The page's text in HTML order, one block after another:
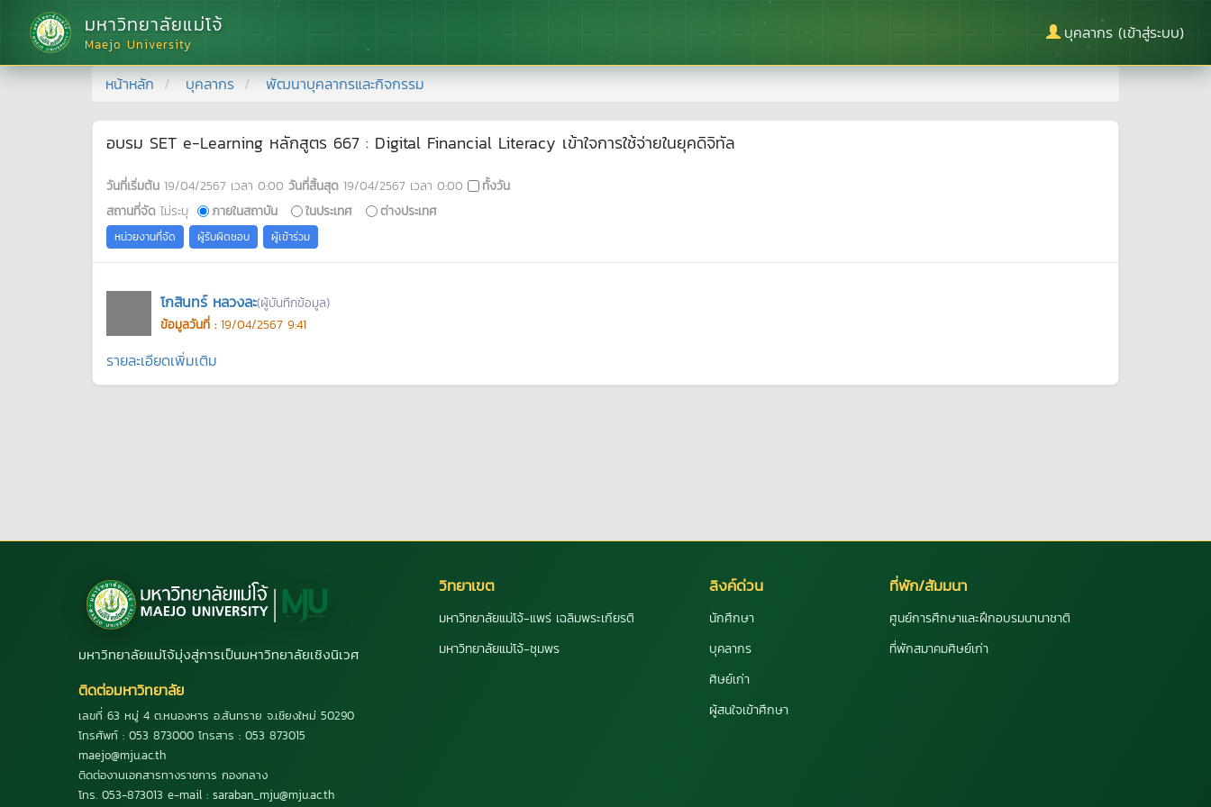
มหาวิทยาลัยแม่โจ้
Maejo University
บุคลากร (เข้าสู่ระบบ)
หน้าหลัก บุคลากร พัฒนาบุคลากรและกิจกรรม
อบรม SET e-Learning หลักสูตร 667 : Digital Financial Literacy เข้าใจการใช้จ่ายในยุคดิจิทัล
วันที่เริ่มต้น 19/04/2567 เวลา 0:00 วันที่สิ้นสุด 19/04/2567 เวลา 0:00
ทั้งวัน
สถานที่จัด ไม่ระบุ ภายในสถาบัน ในประเทศ ต่างประเทศ
หน่วยงานที่จัด ผู้รับผิดชอบ ผู้เข้าร่วม
โกสินทร์ หลวงละ(ผู้บันทึกข้อมูล)
ข้อมูลวันที่ : 19/04/2567 9:41
รายละเอียดเพิ่มเติม
มหาวิทยาลัยแม่โจ้มุ่งสู่การเป็นมหาวิทยาลัยเชิงนิเวศ
ติดต่อมหาวิทยาลัย
เลขที่ 63 หมู่ 4 ต.หนองหาร อ.สันทราย จ.เชียงใหม่ 50290
โทรศัพท์ : 053 873000 โทรสาร : 053 873015
maejo@mju.ac.th
ติดต่องานเอกสารทางราชการ กองกลาง
โทร. 053-873013 e-mail : saraban_mju@mju.ac.th
วิทยาเขต
มหาวิทยาลัยแม่โจ้-แพร่ เฉลิมพระเกียรติ
มหาวิทยาลัยแม่โจ้-ชุมพร
ลิงค์ด่วน
นักศึกษา
บุคลากร
ศิษย์เก่า
ผู้สนใจเข้าศึกษา
ที่พัก/สัมมนา
ศูนย์การศึกษาและฝึกอบรมนานาชาติ
ที่พักสมาคมศิษย์เก่า